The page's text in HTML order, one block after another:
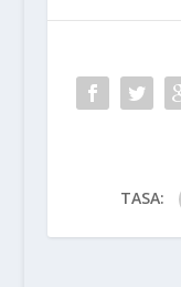
TASA: